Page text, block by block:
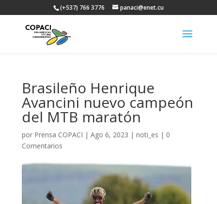
(+537) 766 3776 panaci@enet.cu
Brasileño Henrique
Avancini nuevo campeón
del MTB maratón
por Prensa COPACI | Ago 6, 2023 | noti_es | 0
Comentarios